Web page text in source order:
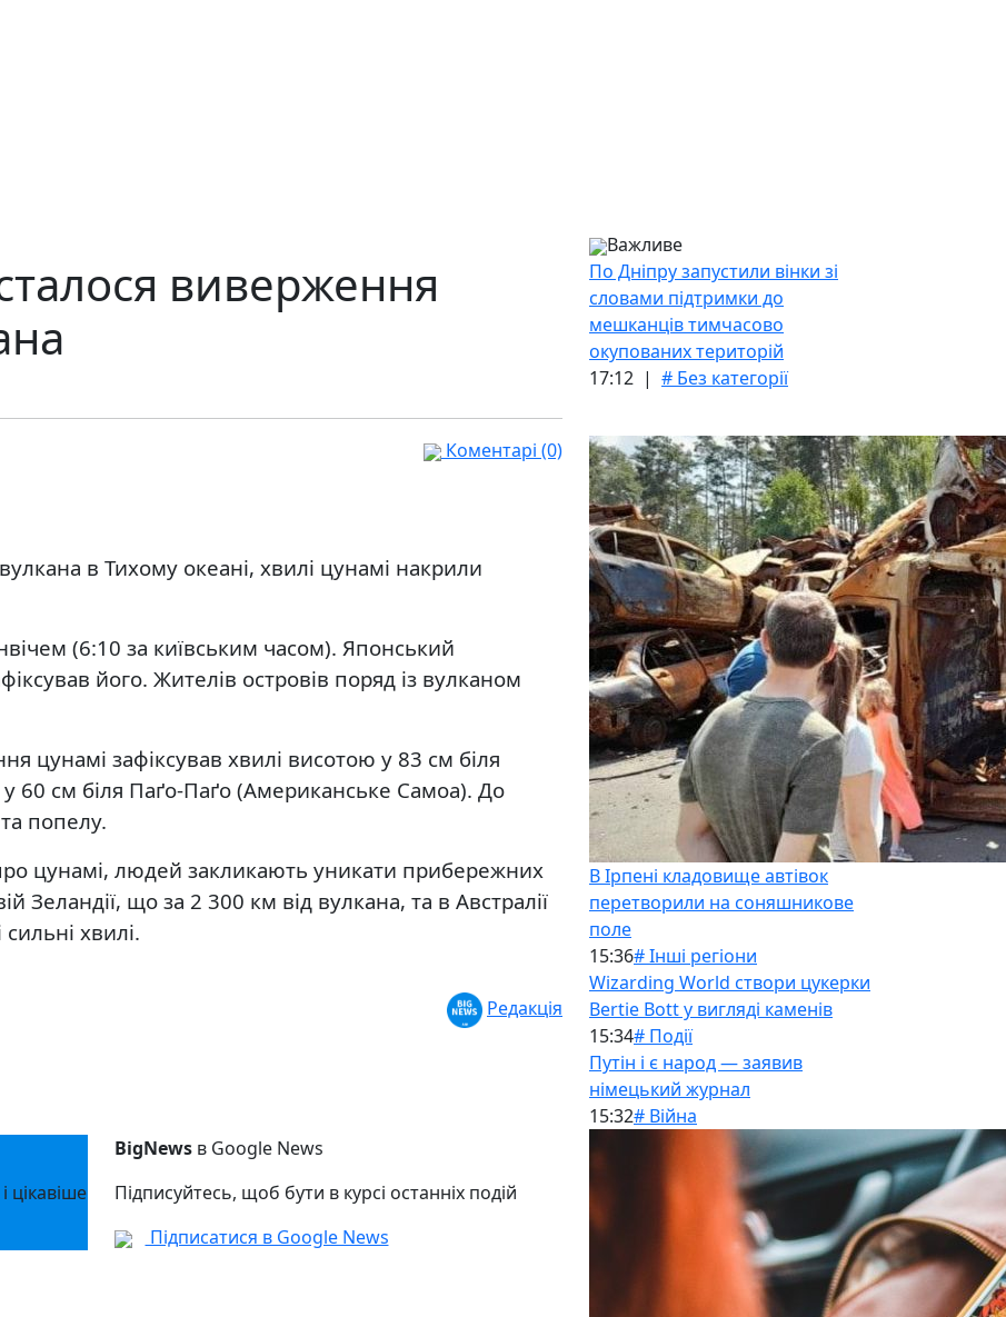
виверження
Коментарі (0)
в Тихому океані, хвилі цунамі накрили
(6:10 за київським часом). Японський
його. Жителів островів поряд із вулканом
цунамі зафіксував хвилі висотою у 83 см біля
60 см біля Паґо-Паґо (Американське Самоа). До
попелу.
цунамі, людей закликають уникати прибережних
Зеландії, що за 2 300 км від вулкана, та в Австралії
хвилі.
Редакція
цікавіше
BigNewsв Google News
Підписуйтесь, щоб бути в курсі останніх подій
Підписатися в Google News
Важливе
По Дніпру запустили вінки зі
словами підтримки до
мешканців тимчасово
окупованих територій
17:12 | # Без категорії
В Ірпені кладовище автівок
перетворили на соняшникове
поле
15:36# Інші регіони
Wizarding World створи цукерки
Bertie Bott у вигляді каменів
15:34# Події
Путін і є народ — заявив
німецький журнал
15:32# Війна